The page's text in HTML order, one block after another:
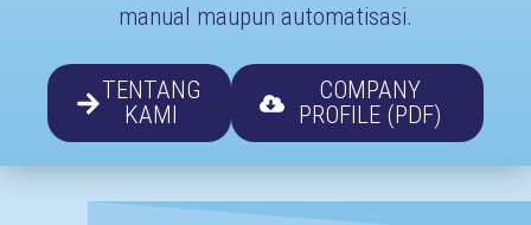
manual maupun automatisasi.
TENTANG
KAMI
COMPANY
PROFILE (PDF)